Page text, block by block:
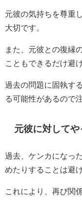
元彼の気持ちを尊重
大切です。
また、元彼との復縁
こともできるだけ避
過去の問題に固執す
る可能性があるので
元彼に対して
過去、ケンカになっ
めたりすることは避
これにより、再び関